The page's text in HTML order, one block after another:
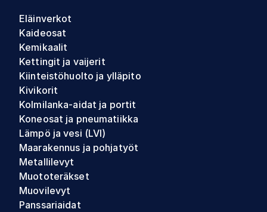
Eläinverkot
Kaideosat
Kemikaalit
Kettingit ja vaijerit
Kiinteistöhuolto ja ylläpito
Kivikorit
Kolmilanka-aidat ja portit
Koneosat ja pneumatiikka
Lämpö ja vesi (LVI)
Maarakennus ja pohjatyöt
Metallilevyt
Muototeräkset
Muovilevyt
Panssariaidat